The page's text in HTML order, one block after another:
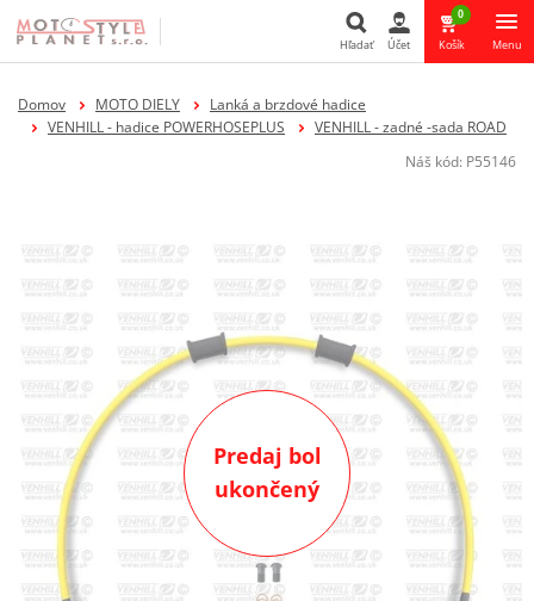
Hľadať Účet
0
Košík Menu
Domov MOTO DIELY
Lanká a brzdové hadice
VENHILL - hadice POWERHOSEPLUS
VENHILL - zadné -sada ROAD
Náš kód: P55146
Predaj bol
ukončený